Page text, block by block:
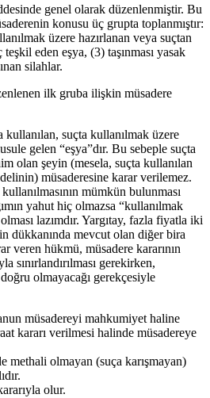
genel olarak düzenlenmiştir. Bu
konusu üç grupta toplanmıştır:
üzere hazırlanan veya suçtan
eden eşya, (3) taşınması yasak
silahlar.
ilk gruba ilişkin müsadere
kullanılan, suçta kullanılmak üzere
gelen “eşya”dır. Bu sebeple suçta
olan şeyin (mesela, suçta kullanılan
müsaderesine karar verilemez.
mümkün bulunması
yahut hiç olmazsa “kullanılmak
lazımdır. Yargıtay, fazla fiyatla iki
dükkanında mevcut olan diğer bira
veren hükmü, müsadere kararının
sınırlandırılması gerekirken,
olmayacağı gerekçesiyle
müsadereyi mahkumiyet haline
kararı verilmesi halinde müsadereye
methali olmayan (suça karışmayan)
olur.